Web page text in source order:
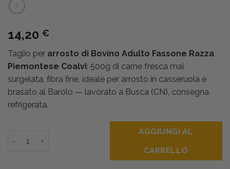
14,20 €
Taglio per arrosto di Bovino Adulto Fassone Razza
Piemontese Coalvi: 500g di carne fresca mai
surgelata, fibra fine, ideale per arrosto in casseruola e
brasato al Barolo — lavorato a Busca (CN), consegna
refrigerata.
Arrosto Bovino Adulto Fassone gr500 quantità
AGGIUNGI AL
CARRELLO